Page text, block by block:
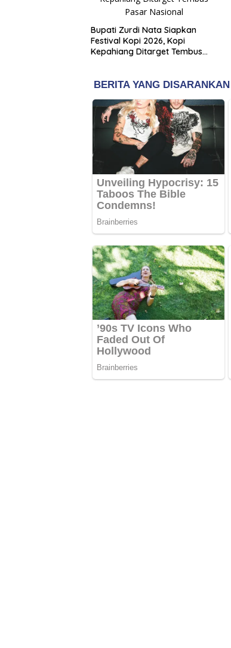
Bupati Zurdi Nata Siapkan
Festival Kopi 2026, Kopi
Kepahiang Ditarget Tembus